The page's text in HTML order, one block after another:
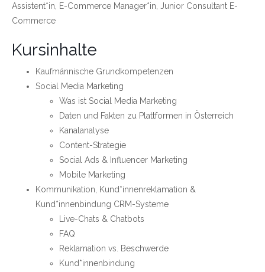
Assistent*in, E-Commerce Manager*in, Junior Consultant E-
Commerce
Kursinhalte
Kaufmännische Grundkompetenzen
Social Media Marketing
Was ist Social Media Marketing
Daten und Fakten zu Plattformen in Österreich
Kanalanalyse
Content-Strategie
Social Ads & Influencer Marketing
Mobile Marketing
Kommunikation, Kund*innenreklamation &
Kund*innenbindung CRM-Systeme
Live-Chats & Chatbots
FAQ
Reklamation vs. Beschwerde
Kund*innenbindung